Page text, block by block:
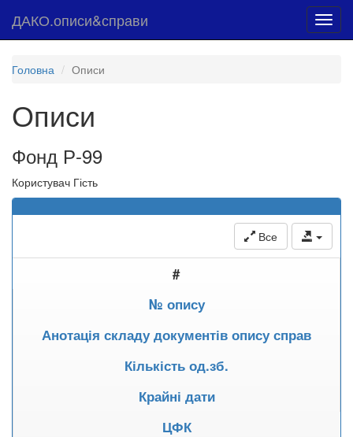
ДАКО.описи&справи
Головна Описи
Описи
Фонд Р-99
Користувач Гість
Все
#
№ опису
Анотація складу документів опису справ
Кількість од.зб.
Крайні дати
ЦФК